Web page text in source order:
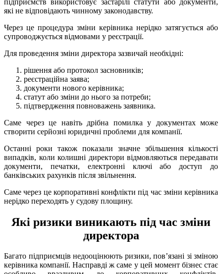
які не відповідають чинному законодавству.
Через це процедура зміни керівника нерідко затягується або
супроводжується відмовами у реєстрації.
Для проведення зміни директора зазвичай необхідні:
рішення або протокол засновників;
реєстраційна заява;
документи нового керівника;
статут або зміни до нього за потреби;
підтвердження повноважень заявника.
Саме через це навіть дрібна помилка у документах може
створити серйозні юридичні проблеми для компанії.
Останні роки також показали значне збільшення кількості
випадків, коли колишні директори відмовляються передавати
документи, печатки, електронні ключі або доступ до
банківських рахунків після звільнення.
Саме через це корпоративні конфлікти під час зміни керівника
нерідко переходять у судову площину.
Які ризики виникають під час зміни
директора
Багато підприємців недооцінюють ризики, пов’язані зі зміною
керівника компанії. Насправді ж саме у цей момент бізнес стає